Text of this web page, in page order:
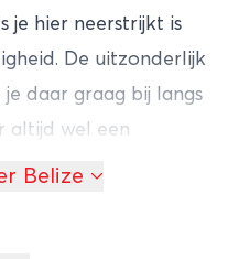
je hier neerstrijkt is
De uitzonderlijk
daar graag bij langs
altijd wel een
de behoefte voelen
Belize